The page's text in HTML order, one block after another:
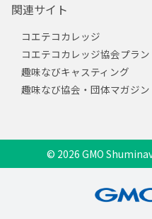
関連サイト
コエテコカレッジ
コエテコカレッジ協会プラン
趣味なびキャスティング
趣味なび協会・団体マガジン
© 2026 GMO